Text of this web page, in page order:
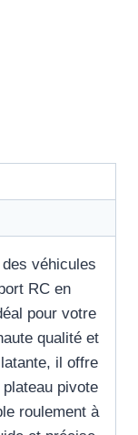
véhicules
RC en
pour votre
qualité et
il offre
pivote
roulement à